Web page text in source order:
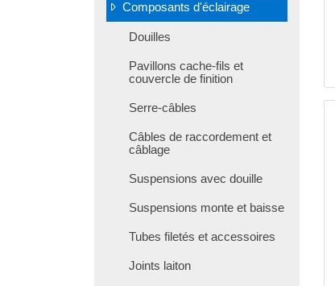
Composants d'éclairage
Douilles
Pavillons cache-fils et
couvercle de finition
Serre-câbles
Câbles de raccordement et
câblage
Suspensions avec douille
Suspensions monte et baisse
Tubes filetés et accessoires
Joints laiton